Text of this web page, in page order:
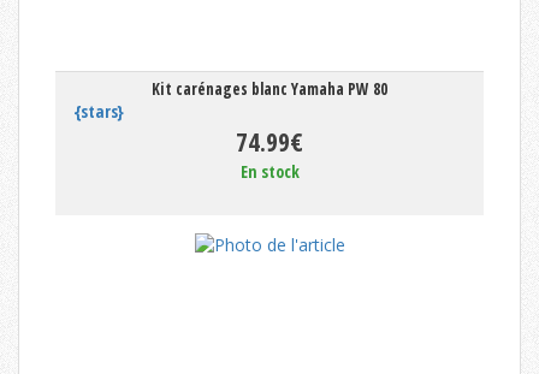
Kit carénages blanc Yamaha PW 80
{stars}
74.99€
En stock